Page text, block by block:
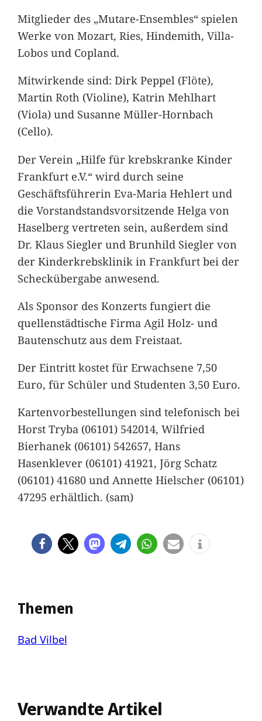
Mitglieder des „Mutare-Ensembles“ spielen
Werke von Mozart, Ries, Hindemith, Villa-
Lobos und Copland.
Mitwirkende sind: Dirk Peppel (Flöte),
Martin Roth (Violine), Katrin Mehlhart
(Viola) und Susanne Müller-Hornbach
(Cello).
Der Verein „Hilfe für krebskranke Kinder
Frankfurt e.V.“ wird durch seine
Geschäftsführerin Eva-Maria Hehlert und
die Vorstandstandsvorsitzende Helga von
Haselberg vertreten sein, außerdem sind
Dr. Klaus Siegler und Brunhild Siegler von
der Kinderkrebsklinik in Frankfurt bei der
Scheckübergabe anwesend.
Als Sponsor des Konzerts fungiert die
quellenstädtische Firma Agil Holz- und
Bautenschutz aus dem Freistaat.
Der Eintritt kostet für Erwachsene 7,50
Euro, für Schüler und Studenten 3,50 Euro.
Kartenvorbestellungen sind telefonisch bei
Horst Tryba (06101) 542014, Wilfried
Bierhanek (06101) 542657, Hans
Hasenklever (06101) 41921, Jörg Schatz
(06101) 41680 und Annette Hielscher (06101)
47295 erhältlich. (sam)
Themen
Bad Vilbel
Verwandte Artikel